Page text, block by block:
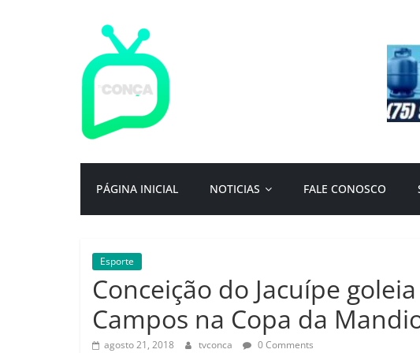
TV
Conça
portal
de
da
cidade
ternura
Por:
Isac
PÁGINA INICIAL NOTICIAS FALE CONOSCO
Esporte
Conceição do Jacuípe
Campos na Copa da
agosto 21, 2018 tvconca 0 Comments